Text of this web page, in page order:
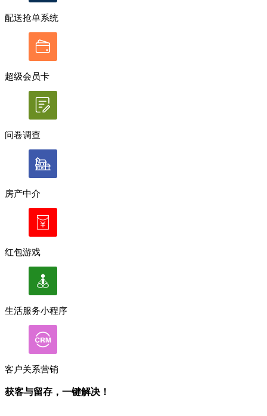
配送抢单系统
超级会员卡
问卷调查
房产中介
红包游戏
生活服务小程序
客户关系营销
获客与留存，一键解决！